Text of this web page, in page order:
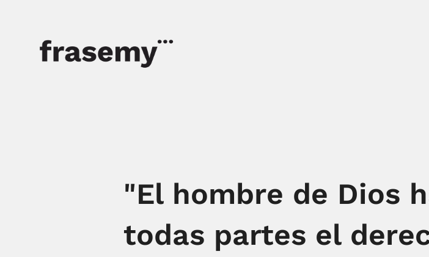
"El hombre de Dios
todas partes el